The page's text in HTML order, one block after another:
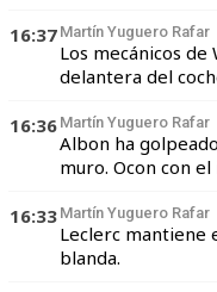
16:37 Martín Yuguero Rafar
Los mecánicos
delantera del
16:36 Martín Yuguero Rafar
Albon ha
muro. Ocon con
16:33 Martín Yuguero Rafar
Leclerc mantiene
blanda.